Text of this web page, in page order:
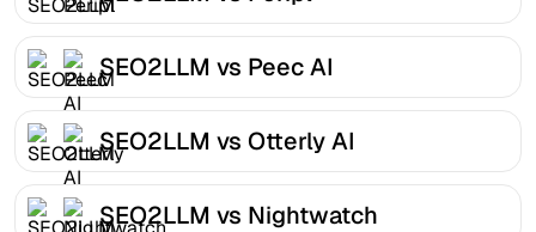
SEO2LLM vs Peec AI
SEO2LLM vs Otterly AI
SEO2LLM vs Nightwatch